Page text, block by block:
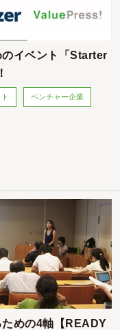
イベント「Starter
ベンチャー企業
めの4軸【READY